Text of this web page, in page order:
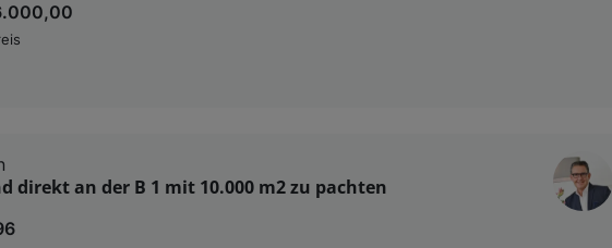
direkt an der B 1 mit 10.000 m2 zu pachten